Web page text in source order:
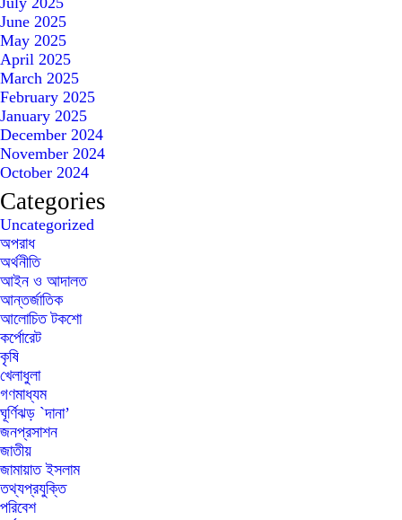
June 2025
May 2025
April 2025
March 2025
February 2025
January 2025
December 2024
November 2024
October 2024
Categories
Uncategorized
অপরাধ
অর্থনীতি
আইন ও আদালত
আন্তর্জাতিক
আলোচিত টকশো
কর্পোরেট
কৃষি
খেলাধুলা
গণমাধ্যম
ঘূর্ণিঝড় `দানা’
জনপ্রসাশন
জাতীয়
জামায়াত ইসলাম
তথ্যপ্রযুক্তি
পরিবেশ